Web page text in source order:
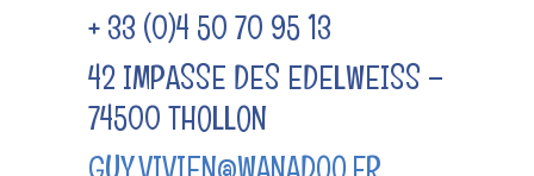
+ 33 (0)4 50 70 95 13
42 IMPASSE DES EDELWEISS –
74500 THOLLON